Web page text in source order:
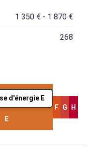
1 350 € - 1 870 €
268
d'énergie E
E
F G H